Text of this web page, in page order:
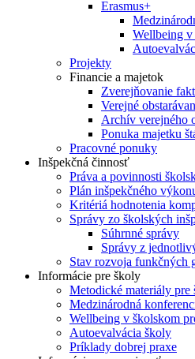
Erasmus+
Wellbeing v
Projekty
Financie a majetok
Zverejňovanie
Verejné
Archív verejného
Ponuka majetku
Pracovné ponuky
Inšpekčná činnosť
Práva a povinnosti
Plán inšpekčného
Kritériá hodnotenia
Správy zo školských
Súhrnné správy
Správy z
Stav rozvoja funkčných
Informácie pre školy
Metodické materiály pre
Medzinárodná
Wellbeing v školskom
Autoevalvácia školy
Príklady dobrej praxe